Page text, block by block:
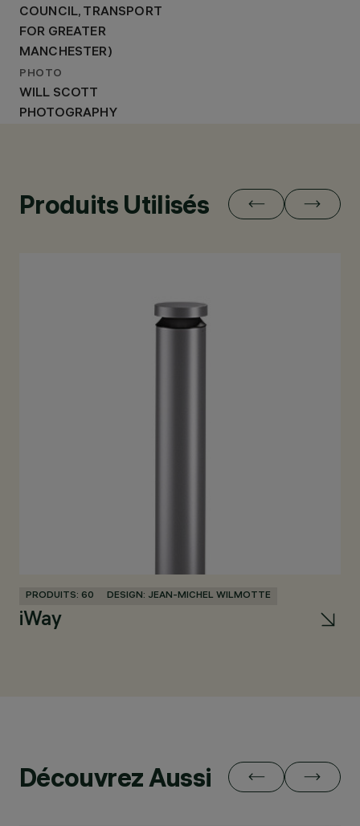
COUNCIL, TRANSPORT
FOR GREATER
MANCHESTER)
PHOTO
WILL SCOTT
PHOTOGRAPHY
Produits Utilisés
PRODUITS: 60 DESIGN: JEAN-MICHEL WILMOTTE
iWay
Découvrez Aussi